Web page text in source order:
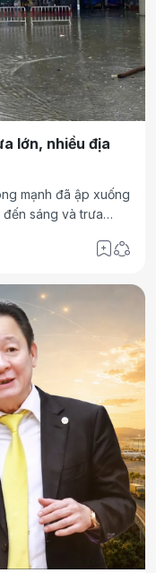
lớn, nhiều địa
mạnh đã ập xuống
sáng và trưa
đã gây tình trạng